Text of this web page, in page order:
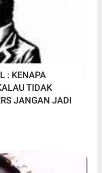
: KENAPA
TIDAK
JANGAN JADI